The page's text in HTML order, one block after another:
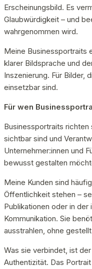
Erscheinungsbild. Es
Glaubwürdigkeit – und
wahrgenommen wird.
Meine Businessportraits
klarer Bildsprache und
Inszenierung. Für Bilder,
einsetzbar sind.
Für wen
Businessportraits
sichtbar sind und
Unternehmer:innen und
bewusst gestalten
Meine Kunden sind
Öffentlichkeit stehen –
Publikationen oder in der
Kommunikation. Sie
ausstrahlen, ohne
Was sie verbindet, ist
Authentizität. Das